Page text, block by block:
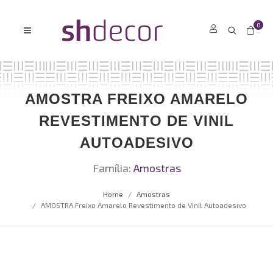
0
AMOSTRA FREIXO AMARELO
REVESTIMENTO DE VINIL
AUTOADESIVO
Família: Amostras
Home
Amostras
AMOSTRA Freixo Amarelo Revestimento de Vinil Autoadesivo